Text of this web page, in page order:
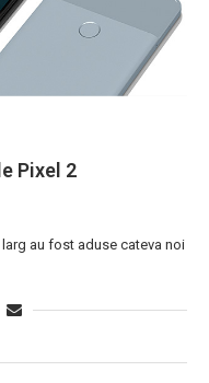
Pixel 2
au fost aduse cateva noi